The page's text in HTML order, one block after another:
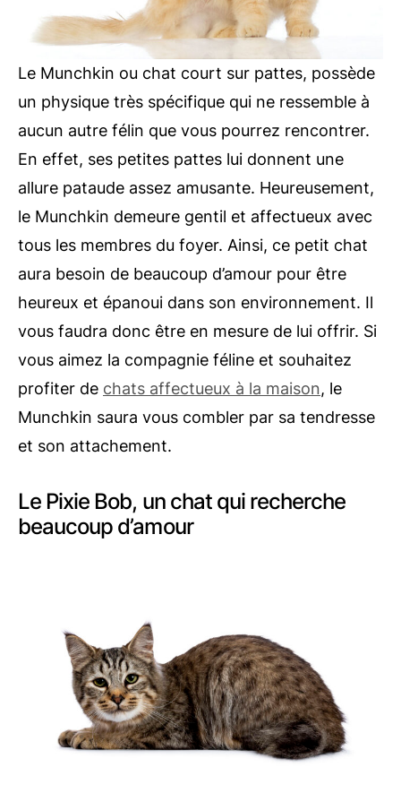
Le Munchkin ou chat court sur pattes, possède
un physique très spécifique qui ne ressemble à
aucun autre félin que vous pourrez rencontrer.
En effet, ses petites pattes lui donnent une
allure pataude assez amusante. Heureusement,
le Munchkin demeure gentil et affectueux avec
tous les membres du foyer. Ainsi, ce petit chat
aura besoin de beaucoup d’amour pour être
heureux et épanoui dans son environnement. Il
vous faudra donc être en mesure de lui offrir. Si
vous aimez la compagnie féline et souhaitez
profiter de chats affectueux à la maison, le
Munchkin saura vous combler par sa tendresse
et son attachement.
Le Pixie Bob, un chat qui recherche
beaucoup d’amour